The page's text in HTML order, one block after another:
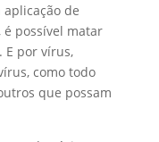
de
possível matar
E por vírus,
como todo
que possam